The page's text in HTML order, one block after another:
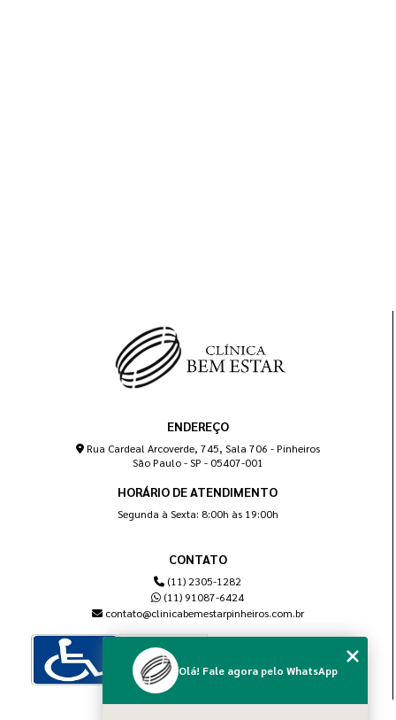
ENDEREÇO
Rua Cardeal Arcoverde, 745, Sala 706 - Pinheiros
São Paulo - SP - 05407-001
HORÁRIO DE ATENDIMENTO
Segunda à Sexta: 8:00h às 19:00h
CONTATO
(11) 2305-1282
(11) 91087-6424
contato@clinicabemestarpinheiros.com.br
Olá! Fale agora pelo WhatsApp